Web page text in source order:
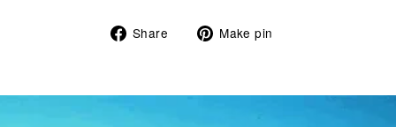
Share
Share Make pin